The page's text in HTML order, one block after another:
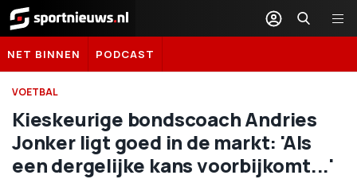
Sportnieuws.nl
NET BINNEN PODCAST
VOETBAL
Kieskeurige bondscoach Andries
Jonker ligt goed in de markt: 'Als
een dergelijke kans voorbijkomt...'